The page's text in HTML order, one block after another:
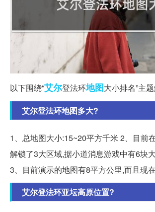
以下围绕“艾尔登法环地图大小排名”主
艾尔登法环地图多大?
1、总地图大小:15~20平方千米 2、目前
解锁了3大区域,据小道消息游戏中有6块大
3、目前演示的地图有8平方公里,而且现在
艾尔登法环亚坛高原位置?